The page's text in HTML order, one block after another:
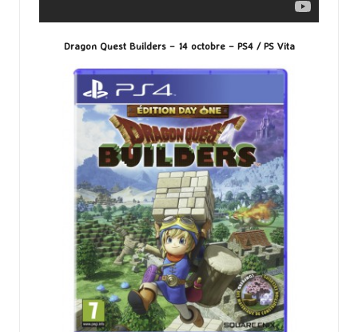
Dragon Quest Builders – 14 octobre – PS4 / PS Vita